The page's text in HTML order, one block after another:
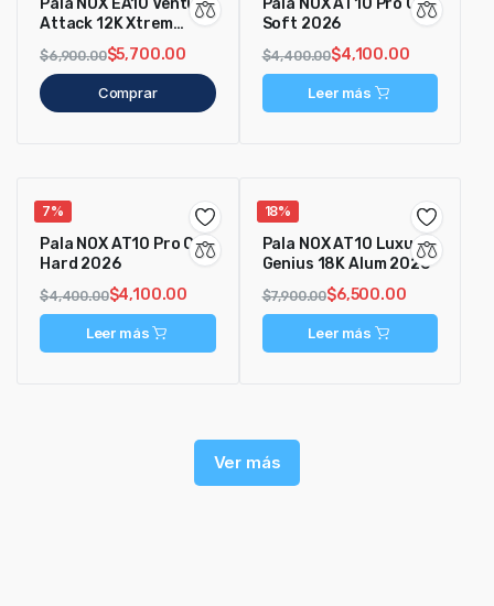
Pala NOX EA10 Ventus
Attack 12K Xtrem
$6,900.00$5,700.00
Comprar
Pala NOX AT10 Pro Cup
Soft 2026
$4,400.00$4,100.00
Leer más
7%
Pala NOX AT10 Pro Cup
Hard 2026
$4,400.00$4,100.00
Leer más
18%
Pala NOX AT10 Luxury
Genius 18K Alum 2026
$7,900.00$6,500.00
Leer más
Ver más